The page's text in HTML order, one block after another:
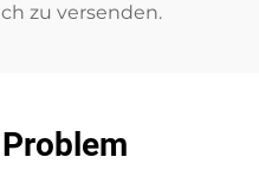
zu versenden.